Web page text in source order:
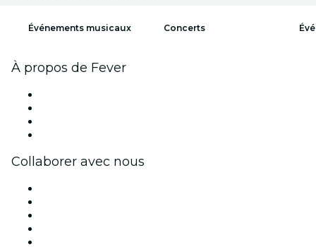
Événements musicaux Concerts
À propos de Fever
Collaborer avec nous